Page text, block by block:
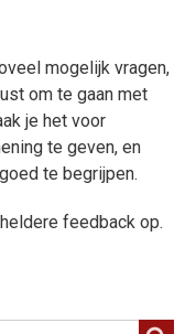
mogelijk vragen,
om te gaan met
je het voor
te geven, en
te begrijpen.
feedback op.